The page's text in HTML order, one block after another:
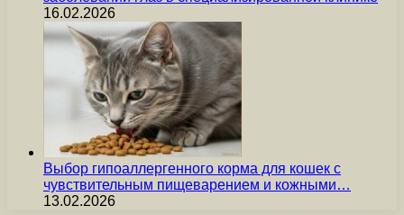
16.02.2026
Выбор гипоаллергенного корма для кошек с
чувствительным пищеварением и кожными…
13.02.2026